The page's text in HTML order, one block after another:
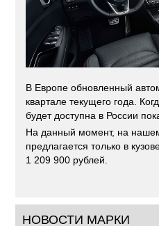
В Европе обновленный
квартале текущего года.
будет доступна в России
На данный момент, на
предлагается только в
1 209 900 рублей.
НОВОСТИ МАРКИ